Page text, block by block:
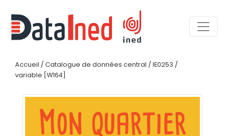
Accueil / Catalogue de données central / IE0253 /
variable [W164]